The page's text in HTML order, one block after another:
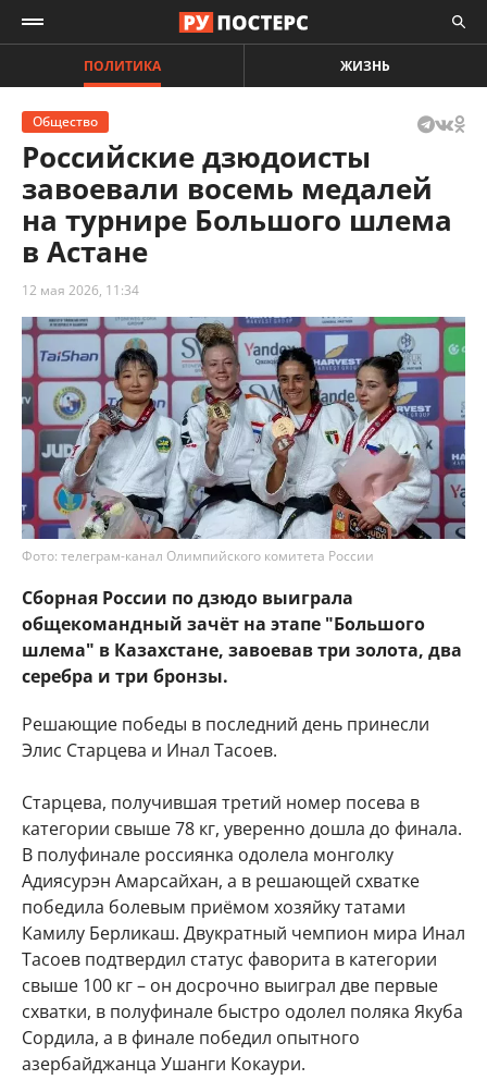
ПОЛИТИКА ЖИЗНЬ
Общество
Российские дзюдоисты
завоевали восемь медалей
на турнире Большого шлема
в Астане
12 мая 2026, 11:34
Фото: телеграм-канал Олимпийского комитета России
Сборная России по дзюдо выиграла
общекомандный зачёт на этапе "Большого
шлема" в Казахстане, завоевав три золота, два
серебра и три бронзы.
Решающие победы в последний день принесли
Элис Старцева и Инал Тасоев.
Старцева, получившая третий номер посева в
категории свыше 78 кг, уверенно дошла до финала.
В полуфинале россиянка одолела монголку
Адиясурэн Амарсайхан, а в решающей схватке
победила болевым приёмом хозяйку татами
Камилу Берликаш. Двукратный чемпион мира Инал
Тасоев подтвердил статус фаворита в категории
свыше 100 кг – он досрочно выиграл две первые
схватки, в полуфинале быстро одолел поляка Якуба
Сордила, а в финале победил опытного
азербайджанца Ушанги Кокаури.